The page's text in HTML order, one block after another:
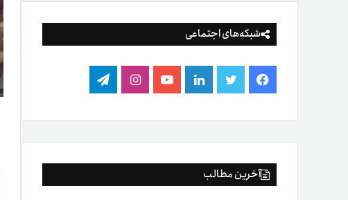
شبکه‌های اجتماعی
فیس
بوک
توییتر لینکدینیوتیوباینستاگرام
تلگرام
آخرین مطالب